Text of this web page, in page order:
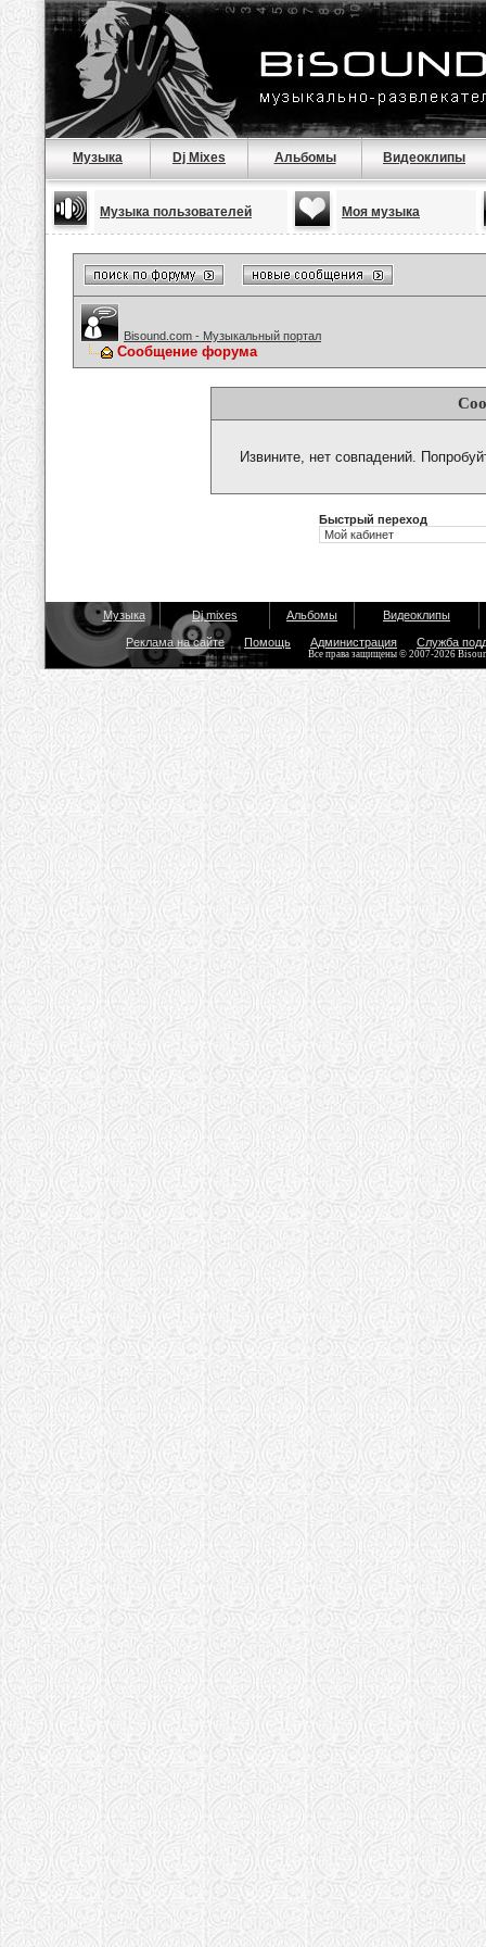
Музыка Dj Mixes Альбомы Видеоклипы
Музыка пользователей Моя музыка
Bisound.com - Музыкальный портал
Сообщение форума
Извините, нет совпадений.
Быстрый переход
Музыка Dj mixes Альбомы Видеоклипы
Реклама на сайте Помощь Администрация Служба
Все права защищены © 2007-2026